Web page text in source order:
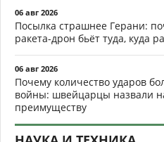
06 авг 2026
Посылка страшнее Герани:
ракета-дрон бьёт туда, куда
06 авг 2026
Почему количество ударов
войны: швейцарцы назвали
преимуществу